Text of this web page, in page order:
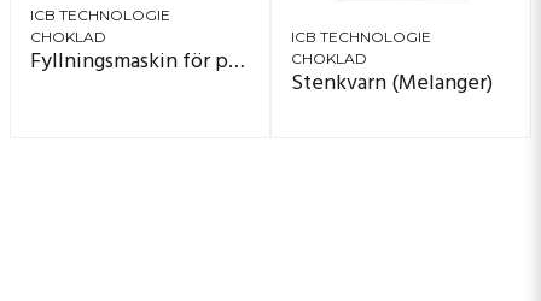
ICB TECHNOLOGIE
CHOKLAD
Fyllningsmaskin för praliner
ICB TECHNOLOGIE
CHOKLAD
Stenkvarn (Melanger)